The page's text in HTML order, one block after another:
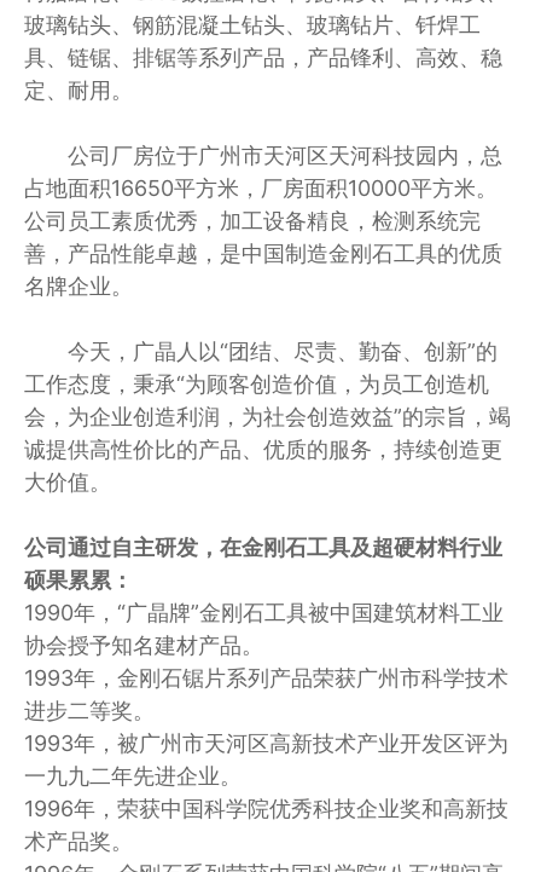
玻璃钻头、钢筋混凝土钻头、玻璃钻片、钎焊工
具、链锯、排锯等系列产品，产品锋利、高效、稳
定、耐用。
公司厂房位于广州市天河区天河科技园内，总
占地面积16650平方米，厂房面积10000平方米。
公司员工素质优秀，加工设备精良，检测系统完
善，产品性能卓越，是中国制造金刚石工具的优质
名牌企业。
今天，广晶人以“团结、尽责、勤奋、创新”的
工作态度，秉承“为顾客创造价值，为员工创造机
会，为企业创造利润，为社会创造效益”的宗旨，竭
诚提供高性价比的产品、优质的服务，持续创造更
大价值。
公司通过自主研发，在金刚石工具及超硬材料行业
硕果累累：
1990年，“广晶牌”金刚石工具被中国建筑材料工业
协会授予知名建材产品。
1993年，金刚石锯片系列产品荣获广州市科学技术
进步二等奖。
1993年，被广州市天河区高新技术产业开发区评为
一九九二年先进企业。
1996年，荣获中国科学院优秀科技企业奖和高新技
术产品奖。